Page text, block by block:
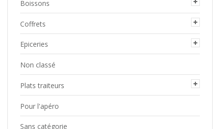
Boissons
Coffrets
Epiceries
Non classé
Plats traiteurs
Pour l'apéro
Sans catégorie